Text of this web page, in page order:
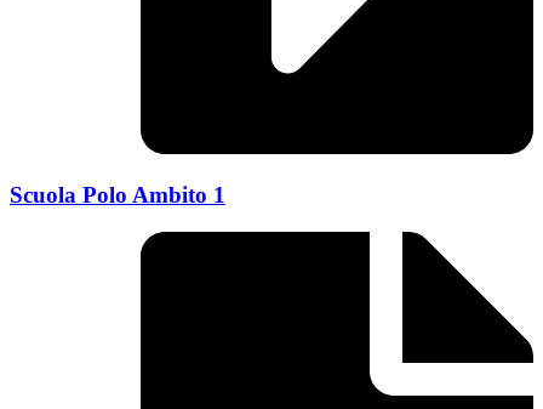
Scuola Polo Ambito 1